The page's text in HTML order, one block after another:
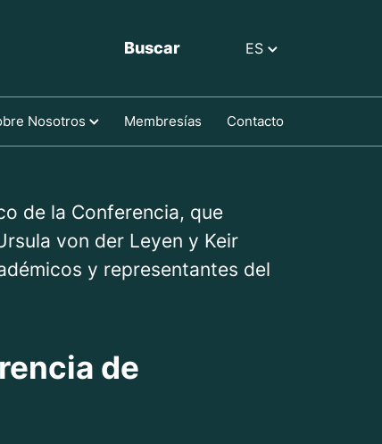
Buscar ES
Nosotros Membresías Contacto
de la Conferencia, que
von der Leyen y Keir
y representantes del
de